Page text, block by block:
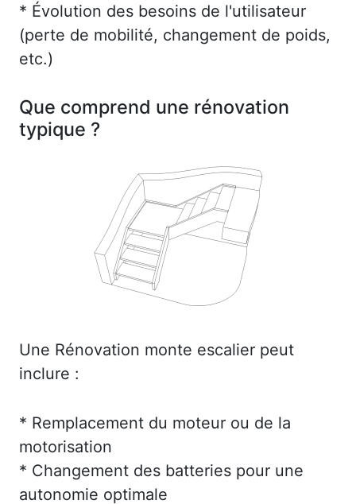
* Évolution des besoins de l'utilisateur
(perte de mobilité, changement de poids,
etc.)
Que comprend une rénovation
typique ?
Une Rénovation monte escalier peut
inclure :
* Remplacement du moteur ou de la
motorisation
* Changement des batteries pour une
autonomie optimale